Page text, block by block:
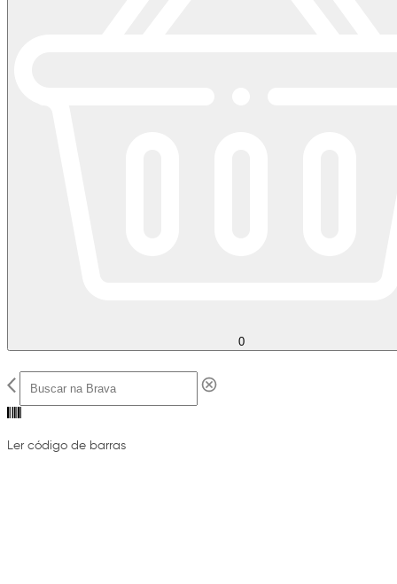
0
Ler código de barras